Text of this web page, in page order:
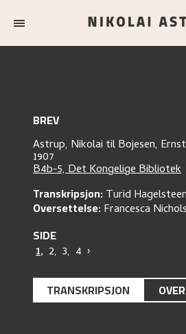
BREV
Astrup, Nikolai tilBojesen, Ernst
1907
B4b-5, Det Kongelige Bibliotek
Transkripsjon:Turid Hagelsteen
Oversettelse:Francesca Nichols
SIDE
1, 2, 3, 4 ›
TRANSKRIPSJON